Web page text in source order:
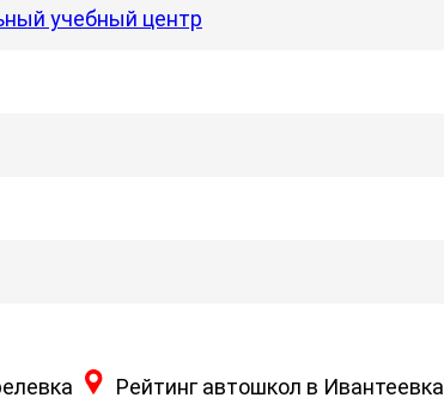
учебный центр
Рейтинг автошкол в Ивантеевка